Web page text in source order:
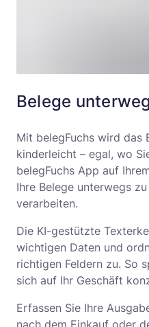
Belege
Mit belegFuchs wird das
kinderleicht – egal, wo
belegFuchs App auf
Ihre Belege unterwegs
verarbeiten.
Die KI-gestützte
wichtigen Daten und
richtigen Feldern zu. So
sich auf Ihr Geschäft
Erfassen Sie Ihre
nach dem Einkauf oder